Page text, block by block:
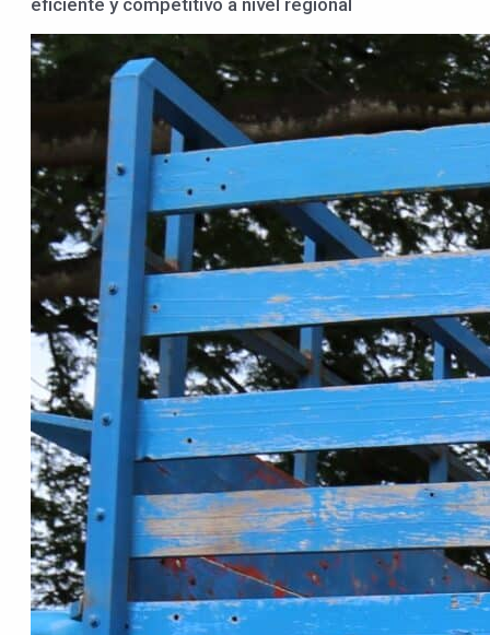
eficiente y competitivo a nivel regional